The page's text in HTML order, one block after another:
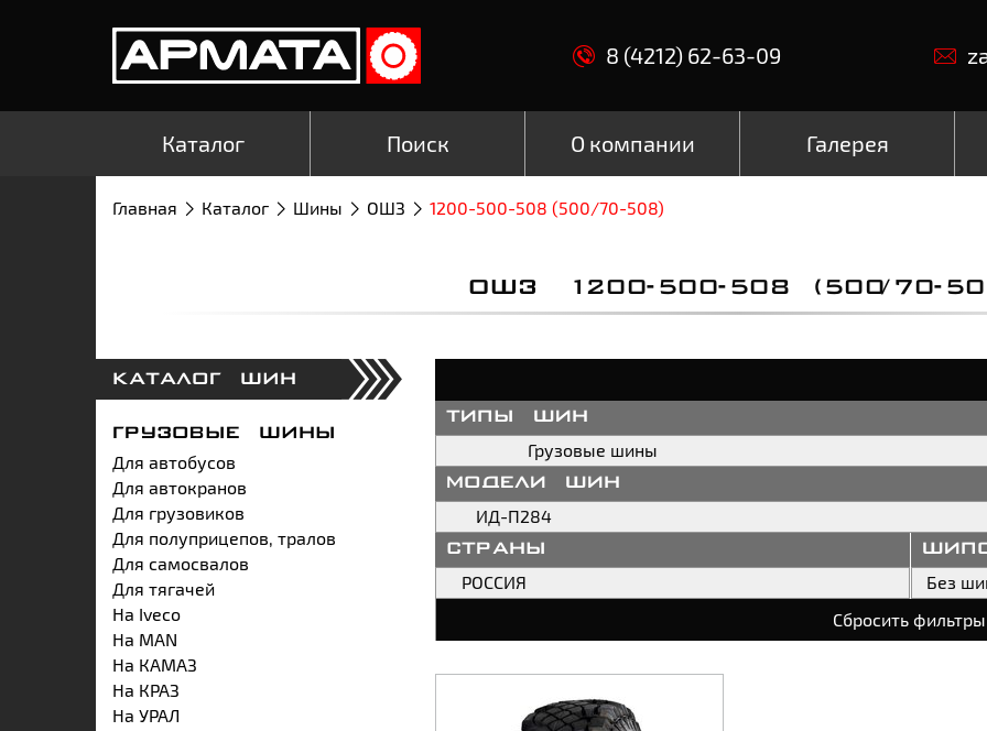
8 (4212) 62-63-09
Каталог Поиск О компании Галерея
Главная Каталог Шины ОШЗ 1200-500-508 (500/70-508)
ОШЗ 1200-500-508 (500/70-
КАТАЛОГ ШИН
ГРУЗОВЫЕ ШИНЫ
Для автобусов
Для автокранов
Для грузовиков
Для полуприцепов, тралов
Для самосвалов
Для тягачей
На Iveco
На MAN
На КАМАЗ
На КРАЗ
На УРАЛ
типы шин
Грузовые шины
модели шин
ИД-П284
страны
РОССИЯ
Без
Сбросить фильтры